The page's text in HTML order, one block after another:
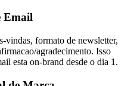
Email
vindas, formato de newsletter,
agradecimento. Isso
esta on-brand desde o dia 1.